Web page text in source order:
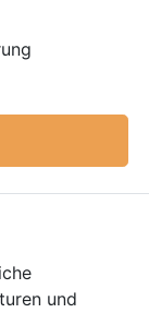
und